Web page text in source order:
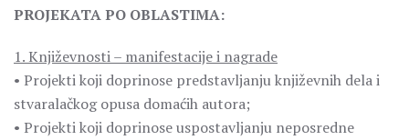
PROJEKATA PO OBLASTIMA:
1. Književnosti – manifestacije i nagrade
• Projekti koji doprinose predstavljanju književnih dela i
stvaralačkog opusa domaćih autora;
• Projekti koji doprinose uspostavljanju neposredne